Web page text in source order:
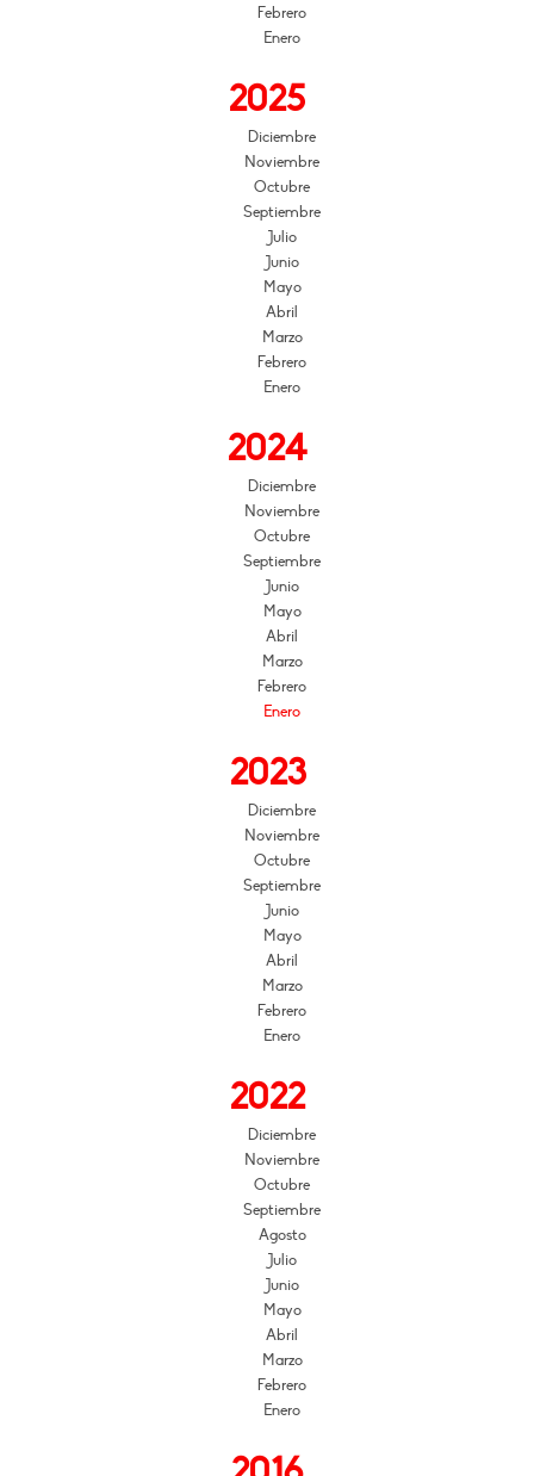
Febrero
Enero
2025
Diciembre
Noviembre
Octubre
Septiembre
Julio
Junio
Mayo
Abril
Marzo
Febrero
Enero
2024
Diciembre
Noviembre
Octubre
Septiembre
Junio
Mayo
Abril
Marzo
Febrero
Enero
2023
Diciembre
Noviembre
Octubre
Septiembre
Junio
Mayo
Abril
Marzo
Febrero
Enero
2022
Diciembre
Noviembre
Octubre
Septiembre
Agosto
Julio
Junio
Mayo
Abril
Marzo
Febrero
Enero